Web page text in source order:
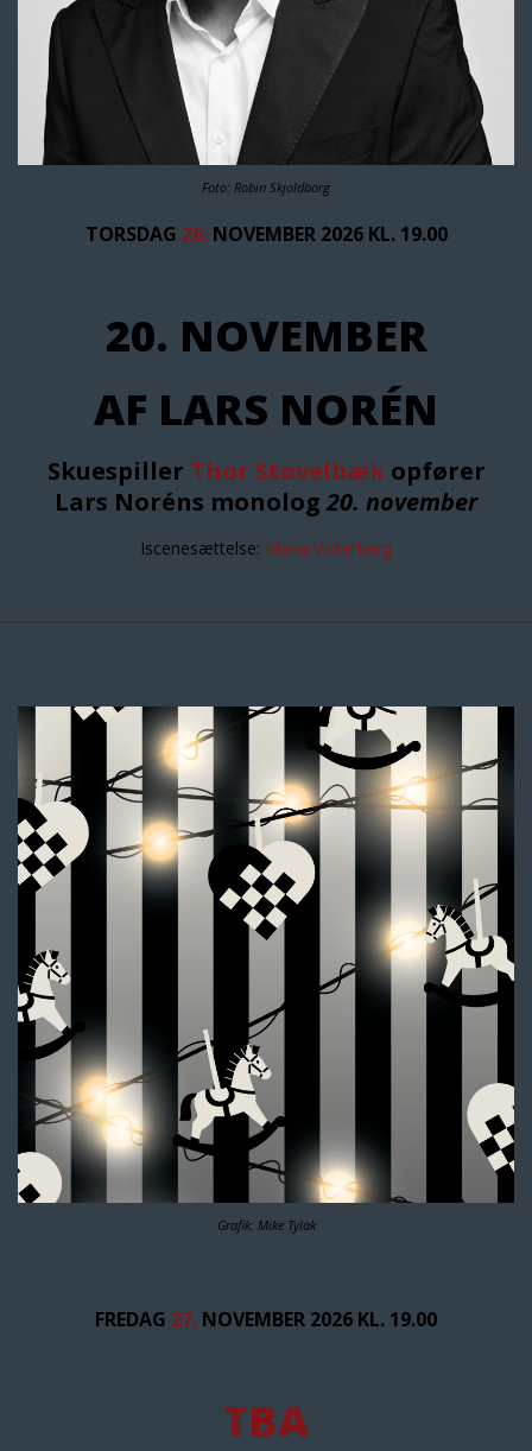
Foto: Robin Skjoldborg
TORSDAG 26.NOVEMBER 2026 KL. 19.00
20. NOVEMBER
AF LARS NORÉN
Skuespiller Thor Støvelbækopfører
Lars Noréns monolog20. november
Iscenesættelse: Maria Vinterberg
Grafik: Mike Tylak
FREDAG 27. NOVEMBER 2026 KL. 19.00
TBA